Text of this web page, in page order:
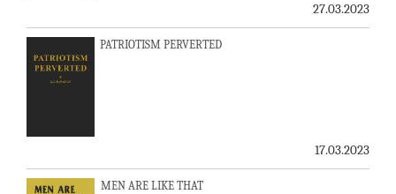
27.03.2023
PATRIOTISM PERVERTED
17.03.2023
MEN ARE LIKE THAT